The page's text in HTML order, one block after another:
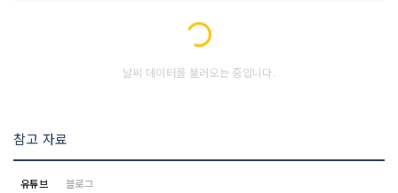
Loading...
날씨 데이터를 불러오는 중입니다.
참고 자료
유튜브 블로그